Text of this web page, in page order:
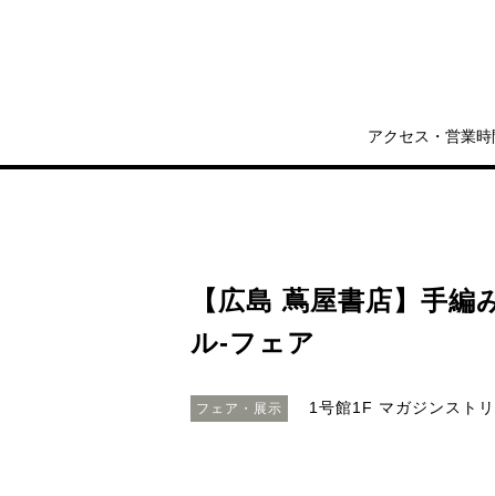
アクセス・営業時
【広島 蔦屋書店】手
ル-フェア
フェア・展示 1号館1F マガジンストリ